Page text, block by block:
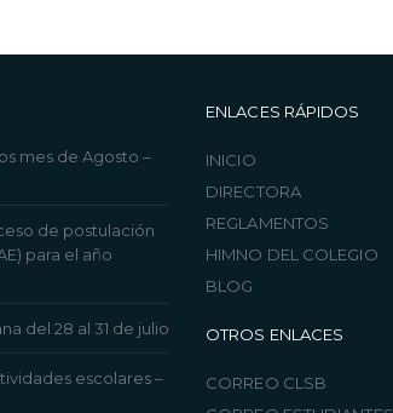
mes de Agosto –
de postulación
para el año
del 28 al 31 de julio
escolares –
ENLACES RÁPIDOS
INICIO
DIRECTORA
REGLAMENTOS
HIMNO DEL COLEGIO
BLOG
OTROS ENLACES
CORREO CLSB